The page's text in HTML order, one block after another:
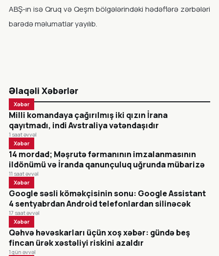
ABŞ-ın isə Qruq və Qeşm bölgələrindəki hədəflərə zərbələri
barədə məlumatlar yayılıb.
Əlaqəli Xəbərlər
Xəbər
Milli komandaya çağırılmış iki qızın İrana
qayıtmadı, indi Avstraliya vətəndaşıdır
1 saat əvvəl
Xəbər
14 mordad; Məşrutə fərmanının imzalanmasının
ildönümü və İranda qanunçuluq uğrunda mübarizə
11 saat əvvəl
Xəbər
Google səsli köməkçisinin sonu: Google Assistant
4 sentyabrdan Android telefonlardan silinəcək
17 saat əvvəl
Xəbər
Qəhvə həvəskarları üçün xoş xəbər: gündə beş
fincan ürək xəstəliyi riskini azaldır
1 gün əvvəl